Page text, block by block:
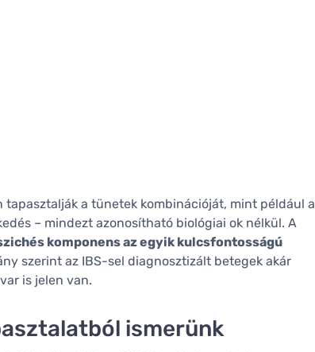
a tünetek kombinációját, mint például a
– mindezt azonosítható biológiai ok nélkül. A
komponens az egyik kulcsfontosságú
szerint az IBS-sel diagnosztizált betegek akár
is jelen van.
ismerünk